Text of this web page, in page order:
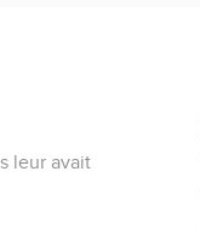
leur avait